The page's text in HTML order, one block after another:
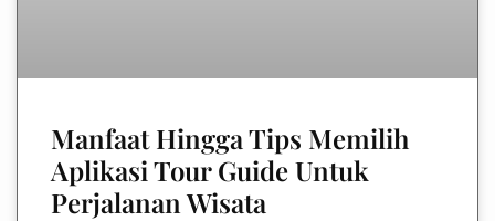
Manfaat Hingga Tips Memilih
Aplikasi Tour Guide Untuk
Perjalanan Wisata